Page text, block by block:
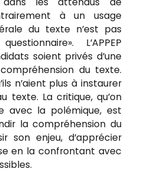
à un usage
du texte n’est pas
L’APPEP
soient privés d’une
du texte.
n’aient plus à instaurer
texte. La critique, qu’on
avec la polémique, est
la compréhension du
son enjeu, d’apprécier
en la confrontant avec